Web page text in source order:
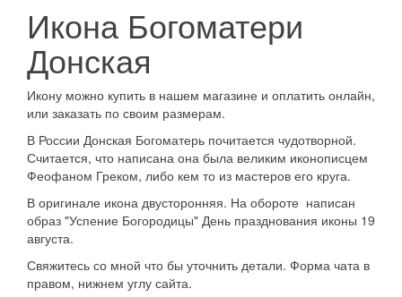
Икона Богоматери
Донская
Икону можно купить в нашем магазине и оплатить онлайн,
или заказать по своим размерам.
В России Донская Богоматерь почитается чудотворной.
Считается, что написана она была великим иконописцем
Феофаном Греком, либо кем то из мастеров его круга.
В оригинале икона двусторонняя. На обороте написан
образ "Успение Богородицы" День празднования иконы 19
августа.
Свяжитесь со мной что бы уточнить детали. Форма чата в
правом, нижнем углу сайта.